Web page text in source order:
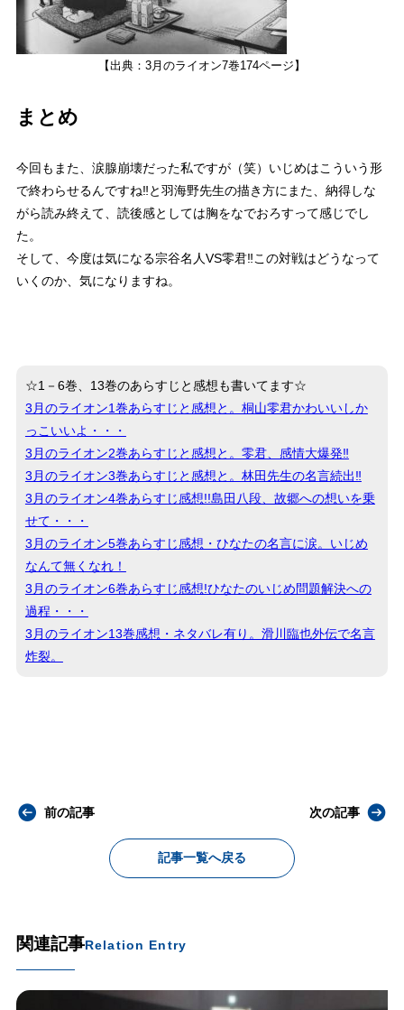
【出典：3月のライオン7巻174ページ】
まとめ
今回もまた、涙腺崩壊だった私ですが（笑）いじめはこういう形
で終わらせるんですね‼と羽海野先生の描き方にまた、納得しな
がら読み終えて、読後感としては胸をなでおろすって感じでし
た。
そして、今度は気になる宗谷名人VS零君‼この対戦はどうなって
いくのか、気になりますね。
☆1－6巻、13巻のあらすじと感想も書いてます☆
3月のライオン1巻あらすじと感想と。桐山零君かわいいしか
っこいいよ・・・
3月のライオン2巻あらすじと感想と。零君、感情大爆発‼
3月のライオン3巻あらすじと感想と。林田先生の名言続出‼
3月のライオン4巻あらすじ感想!!島田八段、故郷への想いを乗
せて・・・
3月のライオン5巻あらすじ感想・ひなたの名言に涙。いじめ
なんて無くなれ！
3月のライオン6巻あらすじ感想!ひなたのいじめ問題解決への
過程・・・
3月のライオン13巻感想・ネタバレ有り。滑川臨也外伝で名言
炸裂。
前の記事
記事一覧へ戻る
次の記事
関連記事Relation Entry